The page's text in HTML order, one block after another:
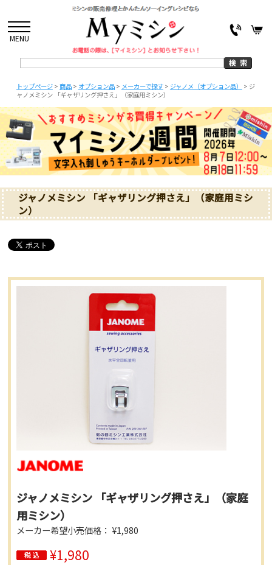
MENU
トップページ> 商品> オプション品> メーカーで探す> ジャノメ（オプション品） > ジ
ャノメミシン 「ギャザリング押さえ」（家庭用ミシン）
ジャノメミシン 「ギャザリング押さえ」（家庭用ミシ
ン）
ジャノメミシン 「ギャザリング押さえ」（家庭
用ミシン）
メーカー希望小売価格： ¥1,980
¥1,980